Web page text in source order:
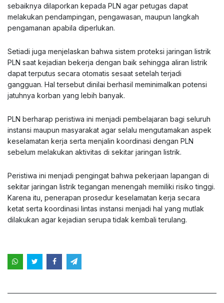
sebaiknya dilaporkan kepada PLN agar petugas dapat
melakukan pendampingan, pengawasan, maupun langkah
pengamanan apabila diperlukan.
Setiadi juga menjelaskan bahwa sistem proteksi jaringan listrik
PLN saat kejadian bekerja dengan baik sehingga aliran listrik
dapat terputus secara otomatis sesaat setelah terjadi
gangguan. Hal tersebut dinilai berhasil meminimalkan potensi
jatuhnya korban yang lebih banyak.
PLN berharap peristiwa ini menjadi pembelajaran bagi seluruh
instansi maupun masyarakat agar selalu mengutamakan aspek
keselamatan kerja serta menjalin koordinasi dengan PLN
sebelum melakukan aktivitas di sekitar jaringan listrik.
Peristiwa ini menjadi pengingat bahwa pekerjaan lapangan di
sekitar jaringan listrik tegangan menengah memiliki risiko tinggi.
Karena itu, penerapan prosedur keselamatan kerja secara
ketat serta koordinasi lintas instansi menjadi hal yang mutlak
dilakukan agar kejadian serupa tidak kembali terulang.